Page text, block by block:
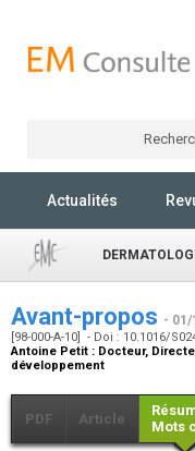
Actualités
Avant-propos - 01/
[98-000-A-10] - Doi : 10.1016/
Antoine Petit : Docteur,
développement
PDF Article
Mots